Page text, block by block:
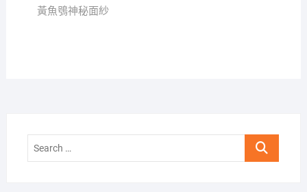
黃魚鴞神秘面紗
Search